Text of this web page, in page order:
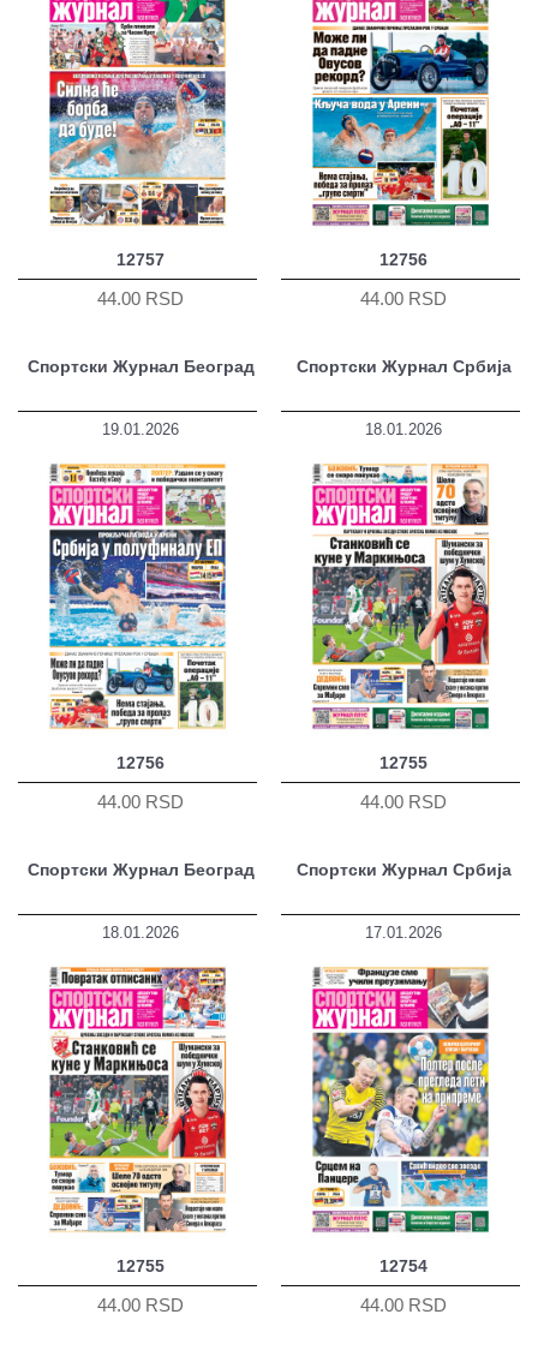
12757
44.00 RSD
12756
44.00 RSD
Спортски Журнал Београд
19.01.2026
12756
44.00 RSD
Спортски Журнал Србија
18.01.2026
12755
44.00 RSD
Спортски Журнал Београд
18.01.2026
12755
44.00 RSD
Спортски Журнал Србија
17.01.2026
12754
44.00 RSD